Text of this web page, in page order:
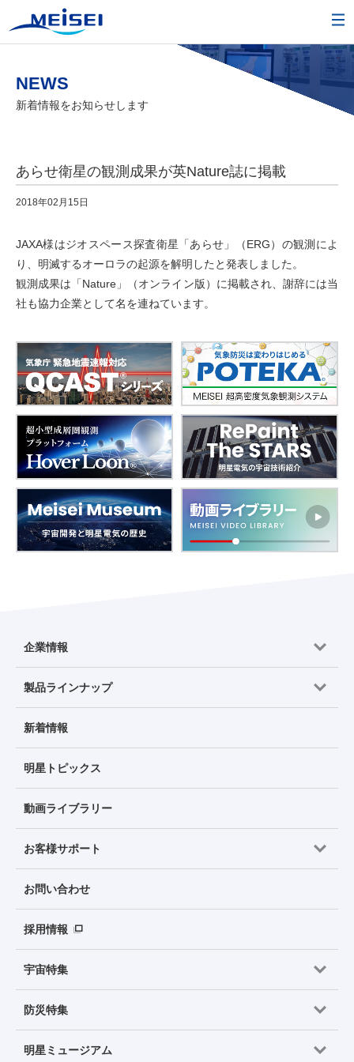
NEWS
新着情報をお知らせします
あらせ衛星の観測成果が英Nature誌に掲載
2018年02月15日
JAXA様はジオスペース探査衛星「あらせ」（ERG）の観測によ
り、明滅するオーロラの起源を解明したと発表しました。
観測成果は「Nature」（オンライン版）に掲載され、謝辞には当
社も協力企業として名を連ねています。
企業情報
製品ラインナップ
新着情報
明星トピックス
動画ライブラリー
お客様サポート
お問い合わせ
採用情報
宇宙特集
防災特集
明星ミュージアム